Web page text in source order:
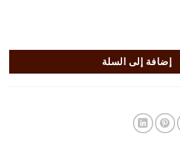
إضافة إلى السلة